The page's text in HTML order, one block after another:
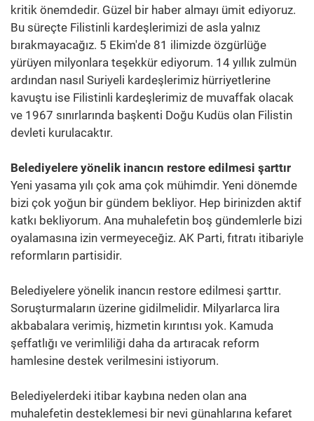
kritik önemdedir. Güzel bir haber almayı ümit ediyoruz.
Bu süreçte Filistinli kardeşlerimizi de asla yalnız
bırakmayacağız. 5 Ekim'de 81 ilimizde özgürlüğe
yürüyen milyonlara teşekkür ediyorum. 14 yıllık zulmün
ardından nasıl Suriyeli kardeşlerimiz hürriyetlerine
kavuştu ise Filistinli kardeşlerimiz de muvaffak olacak
ve 1967 sınırlarında başkenti Doğu Kudüs olan Filistin
devleti kurulacaktır.
Belediyelere yönelik inancın restore edilmesi şarttır
Yeni yasama yılı çok ama çok mühimdir. Yeni dönemde
bizi çok yoğun bir gündem bekliyor. Hep birinizden aktif
katkı bekliyorum. Ana muhalefetin boş gündemlerle bizi
oyalamasına izin vermeyeceğiz. AK Parti, fıtratı itibariyle
reformların partisidir.
Belediyelere yönelik inancın restore edilmesi şarttır.
Soruşturmaların üzerine gidilmelidir. Milyarlarca lira
akbabalara verimiş, hizmetin kırıntısı yok. Kamuda
şeffatlığı ve verimliliği daha da artıracak reform
hamlesine destek verilmesini istiyorum.
Belediyelerdeki itibar kaybına neden olan ana
muhalefetin desteklemesi bir nevi günahlarına kefaret